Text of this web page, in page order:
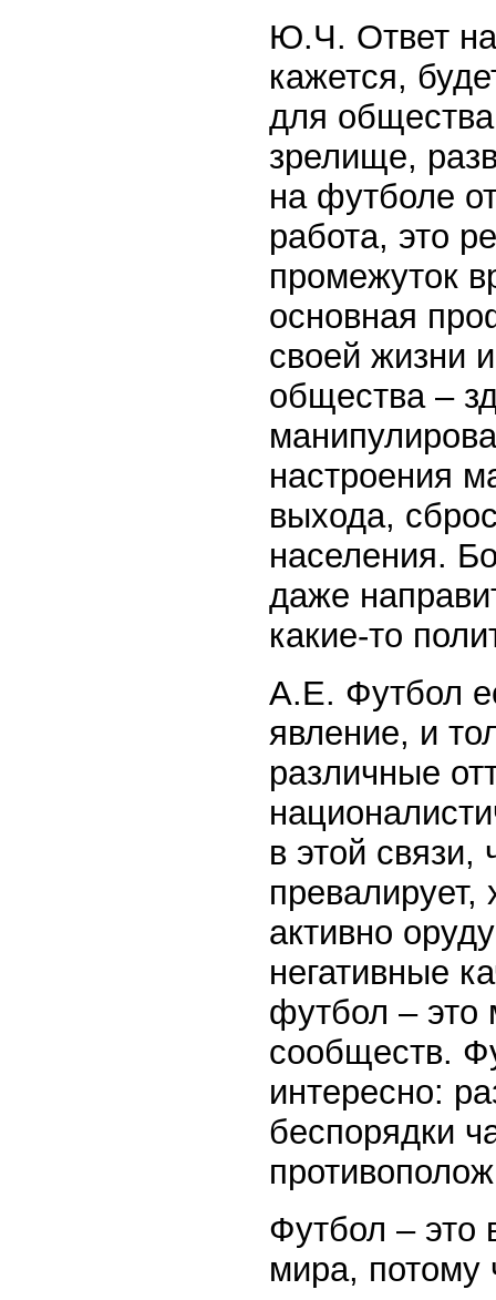
Ю.Ч. Ответ
кажется,
для
зрелище,
на футболе
работа, это
промежуток
основная
своей жизни
общества –
настроения
выхода,
населения.
даже
какие-то
А.Е. Футбол
явление, и
различные
в этой
активно
негативные
футбол – это
сообществ.
интересно:
беспорядки
Футбол – это
мира, потому